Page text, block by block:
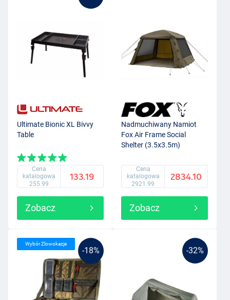
Ultimate Bionic XL Bivvy
Table
Cena
katalogowa
255.99
133.19
Zobacz
Nadmuchiwany Namiot
Fox Air Frame Social
Shelter (3.5x3.5m)
Cena
katalogowa
2921.99
2834.10
Zobacz
-18%
Wybór Zlowokazje
-32%